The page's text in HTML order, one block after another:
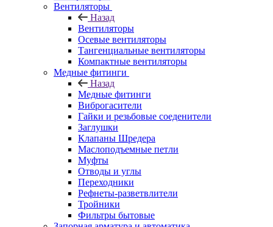
Вентиляторы
Назад
Вентиляторы
Осевые вентиляторы
Тангенциальные вентиляторы
Компактные вентиляторы
Медные фитинги
Назад
Медные фитинги
Виброгасители
Гайки и резьбовые соеденители
Заглушки
Клапаны Шредера
Маслоподъемные петли
Муфты
Отводы и углы
Переходники
Рефнеты-разветвлители
Тройники
Фильтры бытовые